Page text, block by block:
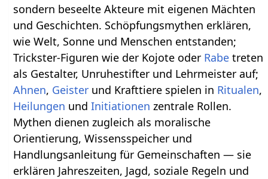
sondern beseelte Akteure mit eigenen Mächten
und Geschichten. Schöpfungsmythen erklären,
wie Welt, Sonne und Menschen entstanden;
Trickster-Figuren wie der Kojote oder Rabe treten
als Gestalter, Unruhestifter und Lehrmeister auf;
Ahnen, Geister und Krafttiere spielen in Ritualen,
Heilungen undInitiationen zentrale Rollen.
Mythen dienen zugleich als moralische
Orientierung, Wissensspeicher und
Handlungsanleitung für Gemeinschaften — sie
erklären Jahreszeiten, Jagd, soziale Regeln und